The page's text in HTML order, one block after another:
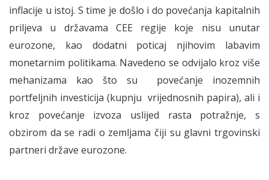
inflacije u istoj. S time je došlo i do povećanja kapitalnih
priljeva u državama CEE regije koje nisu unutar
eurozone, kao dodatni poticaj njihovim labavim
monetarnim politikama. Navedeno se odvijalo kroz više
mehanizama kao što su povećanje inozemnih
portfeljnih investicija (kupnju vrijednosnih papira), ali i
kroz povećanje izvoza uslijed rasta potražnje, s
obzirom da se radi o zemljama čiji su glavni trgovinski
partneri države eurozone.